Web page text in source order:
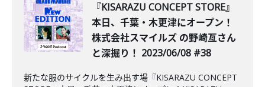
『KISARAZU CONCEPT STORE』
本日、千葉・木更津にオープン！
株式会社スマイルズ の野崎亙さん
と深掘り！ 2023/06/08 #38
新たな服のサイクルを生み出す場『KISARAZU CONCEPT